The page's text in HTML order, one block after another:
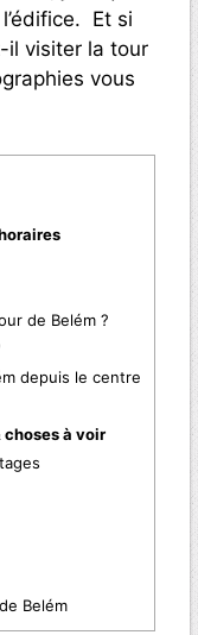
Et si
il visiter la tour
vous
de Belém ?
depuis le centre
choses à voir
Belém